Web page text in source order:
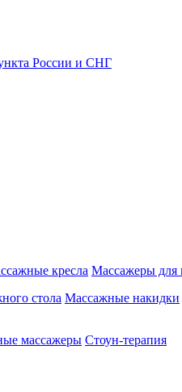
России и СНГ
кресла Массажеры для
стола Массажные накидки
массажеры Стоун-терапия